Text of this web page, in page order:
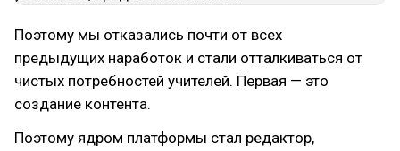
Поэтому мы отказались почти от всех
предыдущих наработок и стали отталкиваться от
чистых потребностей учителей. Первая — это
создание контента.
Поэтому ядром платформы стал редактор,